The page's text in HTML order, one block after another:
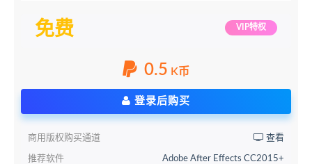
免费 VIP特权
0.5 K币
登录后购买
商用版权购买通道 查看
推荐软件 Adobe After Effects CC2015+